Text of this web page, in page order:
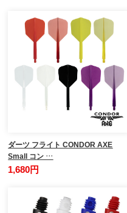
ダーツ フライト CONDOR AXE
Small コン …
1,680円